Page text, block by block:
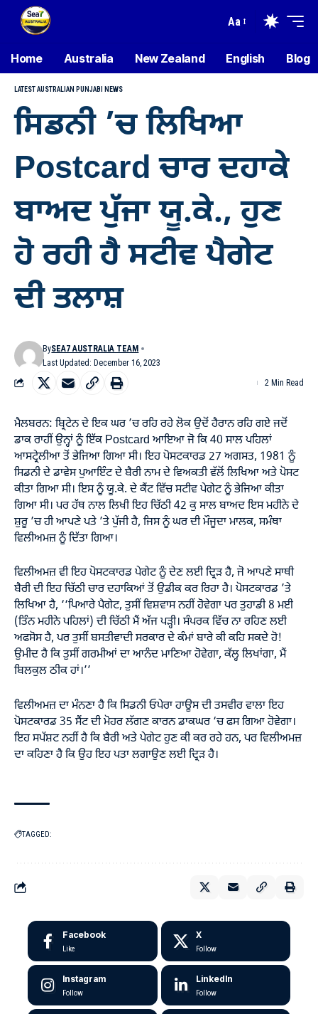
Aa
Home Australia New Zealand English Blog
LATEST AUSTRALIAN PUNJABI NEWS
ਸਿਡਨੀ ’ਚ ਲਿਖਿਆ
Postcard ਚਾਰ ਦਹਾਕੇ
ਬਾਅਦ ਪੁੱਜਾ ਯੂ.ਕੇ., ਹੁਣ
ਹੋ ਰਹੀ ਹੈ ਸਟੀਵ ਪੈਗੇਟ
ਦੀ ਤਲਾਸ਼
Last Updated: December 16, 2023
BySEA7 AUSTRALIA TEAM
2 Min Read
ਮੈਲਬਰਨ: ਬ੍ਰਿਟੇਨ ਦੇ ਇਕ ਘਰ ’ਚ ਰਹਿ ਰਹੇ ਲੋਕ ਉਦੋਂ ਹੈਰਾਨ ਰਹਿ ਗਏ ਜਦੋਂ
ਡਾਕ ਰਾਹੀਂ ਉਨ੍ਹਾਂ ਨੂੰ ਇੱਕ Postcard ਆਇਆ ਜੋ ਕਿ 40 ਸਾਲ ਪਹਿਲਾਂ
ਆਸਟ੍ਰੇਲੀਆ ਤੋਂ ਭੇਜਿਆ ਗਿਆ ਸੀ। ਇਹ ਪੋਸਟਕਾਰਡ 27 ਅਗਸਤ, 1981 ਨੂੰ
ਸਿਡਨੀ ਦੇ ਡਾਵੇਸ ਪੁਆਇੰਟ ਦੇ ਬੈਰੀ ਨਾਮ ਦੇ ਵਿਅਕਤੀ ਵੱਲੋਂ ਲਿਖਿਆ ਅਤੇ ਪੋਸਟ
ਕੀਤਾ ਗਿਆ ਸੀ। ਇਸ ਨੂੰ ਯੂ.ਕੇ. ਦੇ ਕੈਂਟ ਵਿੱਚ ਸਟੀਵ ਪੇਗੇਟ ਨੂੰ ਭੇਜਿਆ ਕੀਤਾ
ਗਿਆ ਸੀ। ਪਰ ਹੱਥ ਨਾਲ ਲਿਖੀ ਇਹ ਚਿੱਠੀ 42 ਕੁ ਸਾਲ ਬਾਅਦ ਇਸ ਮਹੀਨੇ ਦੇ
ਸ਼ੁਰੂ ’ਚ ਹੀ ਆਪਣੇ ਪਤੇ ’ਤੇ ਪੁੱਜੀ ਹੈ, ਜਿਸ ਨੂੰ ਘਰ ਦੀ ਮੌਜੂਦਾ ਮਾਲਕ, ਸਮੰਥਾ
ਵਿਲੀਅਮਜ਼ ਨੂੰ ਦਿੱਤਾ ਗਿਆ।
ਵਿਲੀਅਮਜ਼ ਵੀ ਇਹ ਪੋਸਟਕਾਰਡ ਪੇਗੇਟ ਨੂੰ ਦੇਣ ਲਈ ਦ੍ਰਿੜ ਹੈ, ਜੋ ਆਪਣੇ ਸਾਥੀ
ਬੈਰੀ ਦੀ ਇਹ ਚਿੱਠੀ ਚਾਰ ਦਹਾਕਿਆਂ ਤੋਂ ਉਡੀਕ ਕਰ ਰਿਹਾ ਹੈ। ਪੋਸਟਕਾਰਡ ’ਤੇ
ਲਿਖਿਆ ਹੈ, ­‘‘ਪਿਆਰੇ ਪੈਗੇਟ, ਤੁਸੀਂ ਵਿਸ਼ਵਾਸ ਨਹੀਂ ਹੋਵੇਗਾ ਪਰ ਤੁਹਾਡੀ 8 ਮਈ
(ਤਿੰਨ ਮਹੀਨੇ ਪਹਿਲਾਂ) ਦੀ ਚਿੱਠੀ ਮੈਂ ਅੱਜ ਪੜ੍ਹੀ। ਸੰਪਰਕ ਵਿੱਚ ਨਾ ਰਹਿਣ ਲਈ
ਅਫਸੋਸ ਹੈ, ਪਰ ਤੁਸੀਂ ਬਸਤੀਵਾਦੀ ਸਰਕਾਰ ਦੇ ਕੰਮਾਂ ਬਾਰੇ ਕੀ ਕਹਿ ਸਕਦੇ ਹੋ!
ਉਮੀਦ ਹੈ ਕਿ ਤੁਸੀਂ ਗਰਮੀਆਂ ਦਾ ਆਨੰਦ ਮਾਣਿਆ ਹੋਵੇਗਾ, ਕੱਲ੍ਹ ਲਿਖਾਂਗਾ, ਮੈਂ
ਬਿਲਕੁਲ ਠੀਕ ਹਾਂ।’’
ਵਿਲੀਅਮਜ਼ ਦਾ ਮੰਨਣਾ ਹੈ ਕਿ ਸਿਡਨੀ ਓਪੇਰਾ ਹਾਊਸ ਦੀ ਤਸਵੀਰ ਵਾਲਾ ਇਹ
ਪੋਸਟਕਾਰਡ 35 ਸੈਂਟ ਦੀ ਮੋਹਰ ਲੱਗਣ ਕਾਰਨ ਡਾਕਘਰ ‘ਚ ਫਸ ਗਿਆ ਹੋਵੇਗਾ।
ਇਹ ਸਪੱਸ਼ਟ ਨਹੀਂ ਹੈ ਕਿ ਬੈਰੀ ਅਤੇ ਪੇਗੇਟ ਹੁਣ ਕੀ ਕਰ ਰਹੇ ਹਨ, ਪਰ ਵਿਲੀਅਮਜ਼
ਦਾ ਕਹਿਣਾ ਹੈ ਕਿ ਉਹ ਇਹ ਪਤਾ ਲਗਾਉਣ ਲਈ ਦ੍ਰਿੜ ਹੈ।
TAGGED:
Facebook
Like
X
Follow
Instagram
Follow
LinkedIn
Follow